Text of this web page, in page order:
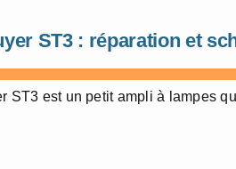
ST3 : réparation et
ST3 est un petit ampli à lampes